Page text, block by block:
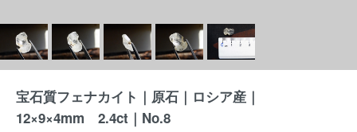
宝石質フェナカイト｜原石｜ロシア産｜
12×9×4mm 2.4ct｜No.8